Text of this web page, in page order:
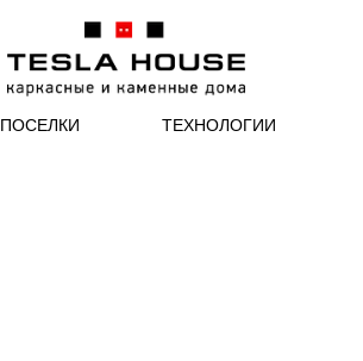
ТЕХНОЛОГИИ
ПОСЕЛКИ